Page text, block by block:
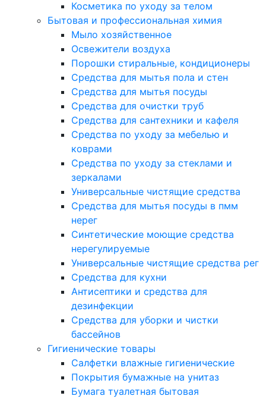
Косметика по уходу за телом
Бытовая и профессиональная химия
Мыло хозяйственное
Освежители воздуха
Порошки стиральные, кондиционеры
Средства для мытья пола и стен
Средства для мытья посуды
Средства для очистки труб
Средства для сантехники и кафеля
Средства по уходу за мебелью и
коврами
Средства по уходу за стеклами и
зеркалами
Универсальные чистящие средства
Средства для мытья посуды в пмм
нерег
Синтетические моющие средства
нерегулируемые
Универсальные чистящие средства рег
Средства для кухни
Антисептики и средства для
дезинфекции
Средства для уборки и чистки
бассейнов
Гигиенические товары
Салфетки влажные гигиенические
Покрытия бумажные на унитаз
Бумага туалетная бытовая